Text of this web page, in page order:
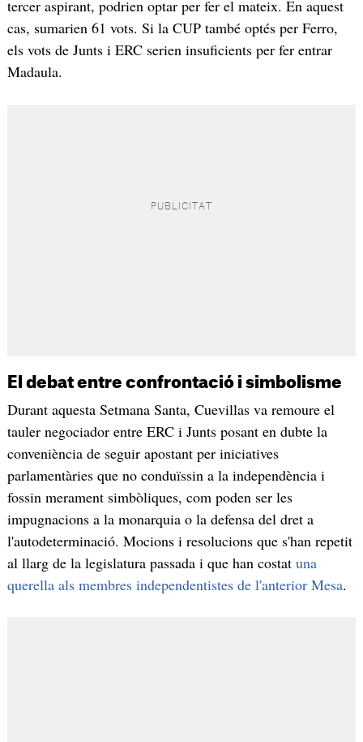
tercer aspirant, podrien optar per fer el mateix. En aquest
cas, sumarien 61 vots. Si la CUP també optés per Ferro,
els vots de Junts i ERC serien insuficients per fer entrar
Madaula.
El debat entre confrontació i simbolisme
Durant aquesta Setmana Santa, Cuevillas va remoure el
tauler negociador entre ERC i Junts posant en dubte la
conveniència de seguir apostant per iniciatives
parlamentàries que no conduïssin a la independència i
fossin merament simbòliques, com poden ser les
impugnacions a la monarquia o la defensa del dret a
l'autodeterminació. Mocions i resolucions que s'han repetit
al llarg de la legislatura passada i que han costat una
querella als membres independentistes de l'anterior Mesa.